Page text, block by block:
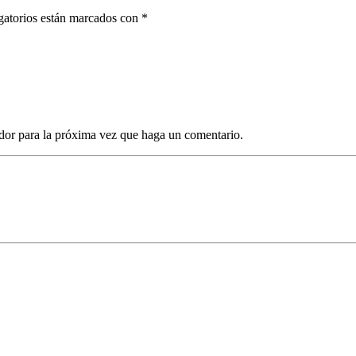
están marcados con *
para la próxima vez que haga un comentario.